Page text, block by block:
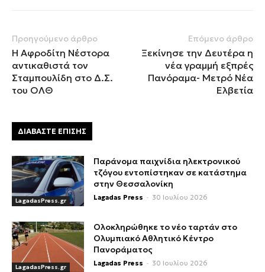
Προηγούμενο άρθρο
Η Αφροδίτη Νέστορα
αντικαθιστά τον
Σταμπουλίδη στο Δ.Σ.
του ΟΛΘ
Επόμενο άρθρο
Ξεκίνησε την Δευτέρα η
νέα γραμμή εξπρές
Πανόραμα- Mετρό Νέα
Ελβετία
ΔΙΑΒΑΣΤΕ ΕΠΙΣΗΣ
LagadasPress.gr
Παράνομα παιχνίδια ηλεκτρονικού
τζόγου εντοπίστηκαν σε κατάστημα
στην Θεσσαλονίκη
Lagadas Press - 30 Ιουλίου 2026
LagadasPress.gr
Ολοκληρώθηκε το νέο ταρτάν στο
Ολυμπιακό Αθλητικό Κέντρο
Πανοράματος
Lagadas Press - 30 Ιουλίου 2026